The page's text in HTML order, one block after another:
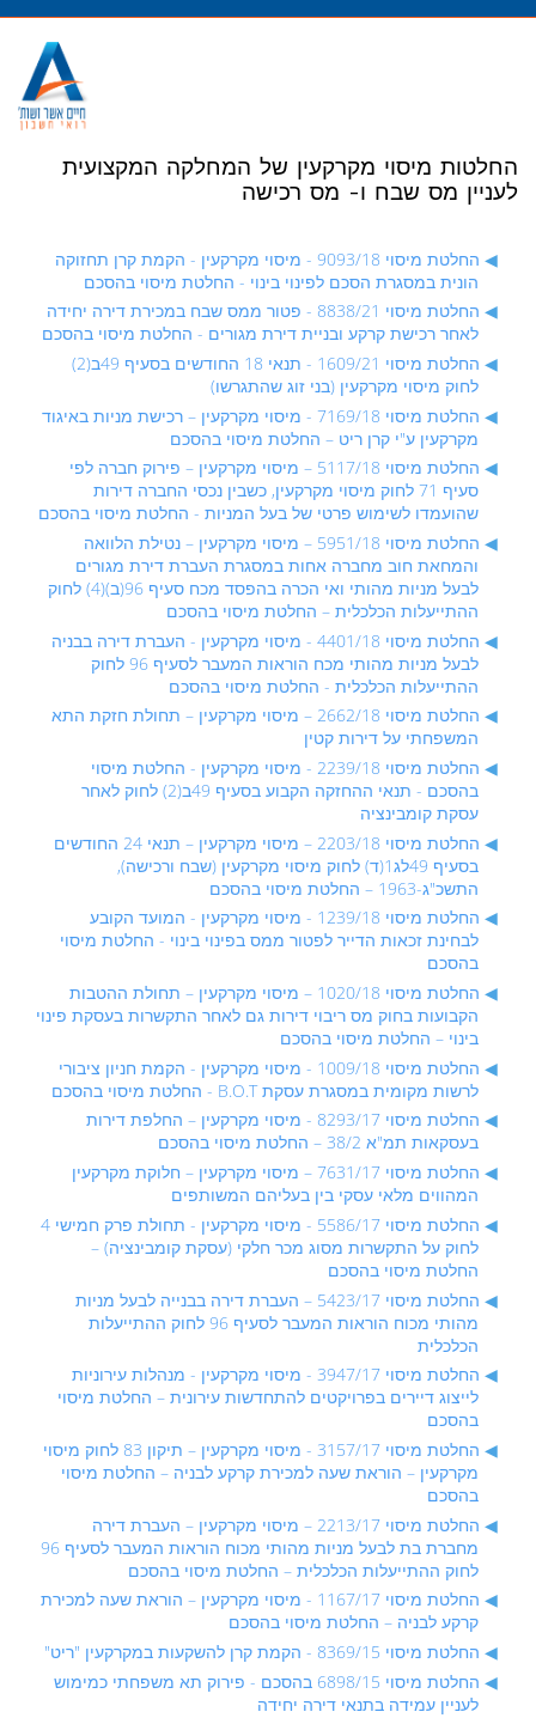
מעבר
החלטות מיסוי מקרקעין של המחלקה המקצועית
לעניין מס שבח ו- מס רכישה
החלטת מיסוי 9093/18 - מיסוי מקרקעין - הקמת קרן תחזוקה
הונית במסגרת הסכם לפינוי בינוי - החלטת מיסוי בהסכם
החלטת מיסוי 8838/21 - פטור ממס שבח במכירת דירה יחידה
לאחר רכישת קרקע ובניית דירת מגורים - החלטת מיסוי בהסכם
החלטת מיסוי 1609/21 - תנאי 18 החודשים בסעיף 49ב(2)
לחוק מיסוי מקרקעין (בני זוג שהתגרשו)
החלטת מיסוי 7169/18 - מיסוי מקרקעין – רכישת מניות באיגוד
מקרקעין ע"י קרן ריט – החלטת מיסוי בהסכם
החלטת מיסוי 5117/18 – מיסוי מקרקעין – פירוק חברה לפי
סעיף 71 לחוק מיסוי מקרקעין, כשבין נכסי החברה דירות
שהועמדו לשימוש פרטי של בעל המניות - החלטת מיסוי בהסכם
החלטת מיסוי 5951/18 – מיסוי מקרקעין – נטילת הלוואה
והמחאת חוב מחברה אחות במסגרת העברת דירת מגורים
לבעל מניות מהותי ואי הכרה בהפסד מכח סעיף 96(ב)(4) לחוק
ההתייעלות הכלכלית – החלטת מיסוי בהסכם
החלטת מיסוי 4401/18 - מיסוי מקרקעין - העברת דירה בבניה
לבעל מניות מהותי מכח הוראות המעבר לסעיף 96 לחוק
ההתייעלות הכלכלית - החלטת מיסוי בהסכם
החלטת מיסוי 2662/18 – מיסוי מקרקעין – תחולת חזקת התא
המשפחתי על דירות קטין
החלטת מיסוי 2239/18 - מיסוי מקרקעין - החלטת מיסוי
בהסכם - תנאי ההחזקה הקבוע בסעיף 49ב(2) לחוק לאחר
עסקת קומבינציה
החלטת מיסוי 2203/18 – מיסוי מקרקעין – תנאי 24 החודשים
בסעיף 49לג1(ד) לחוק מיסוי מקרקעין (שבח ורכישה),
התשכ"ג-1963 – החלטת מיסוי בהסכם
החלטת מיסוי 1239/18 - מיסוי מקרקעין - המועד הקובע
לבחינת זכאות הדייר לפטור ממס בפינוי בינוי - החלטת מיסוי
בהסכם
החלטת מיסוי 1020/18 – מיסוי מקרקעין – תחולת ההטבות
הקבועות בחוק מס ריבוי דירות גם לאחר התקשרות בעסקת פינוי
בינוי – החלטת מיסוי בהסכם
החלטת מיסוי 1009/18 - מיסוי מקרקעין - הקמת חניון ציבורי
לרשות מקומית במסגרת עסקת B.O.T - החלטת מיסוי בהסכם
החלטת מיסוי 8293/17 - מיסוי מקרקעין – החלפת דירות
בעסקאות תמ"א 38/2 – החלטת מיסוי בהסכם
החלטת מיסוי 7631/17 – מיסוי מקרקעין – חלוקת מקרקעין
המהווים מלאי עסקי בין בעליהם המשותפים
החלטת מיסוי 5586/17 - מיסוי מקרקעין - תחולת פרק חמישי 4
לחוק על התקשרות מסוג מכר חלקי (עסקת קומבינציה) –
החלטת מיסוי בהסכם
החלטת מיסוי 5423/17 – העברת דירה בבנייה לבעל מניות
מהותי מכוח הוראות המעבר לסעיף 96 לחוק ההתייעלות
הכלכלית
החלטת מיסוי 3947/17 - מיסוי מקרקעין - מנהלות עירוניות
לייצוג דיירים בפרויקטים להתחדשות עירונית – החלטת מיסוי
בהסכם
החלטת מיסוי 3157/17 - מיסוי מקרקעין – תיקון 83 לחוק מיסוי
מקרקעין – הוראת שעה למכירת קרקע לבניה – החלטת מיסוי
בהסכם
החלטת מיסוי 2213/17 – מיסוי מקרקעין – העברת דירה
מחברת בת לבעל מניות מהותי מכוח הוראות המעבר לסעיף 96
לחוק ההתייעלות הכלכלית – החלטת מיסוי בהסכם
החלטת מיסוי 1167/17 - מיסוי מקרקעין – הוראת שעה למכירת
קרקע לבניה – החלטת מיסוי בהסכם
החלטת מיסוי 8369/15 - הקמת קרן להשקעות במקרקעין "ריט"
החלטת מיסוי 6898/15 בהסכם - פירוק תא משפחתי כמימוש
לעניין עמידה בתנאי דירה יחידה